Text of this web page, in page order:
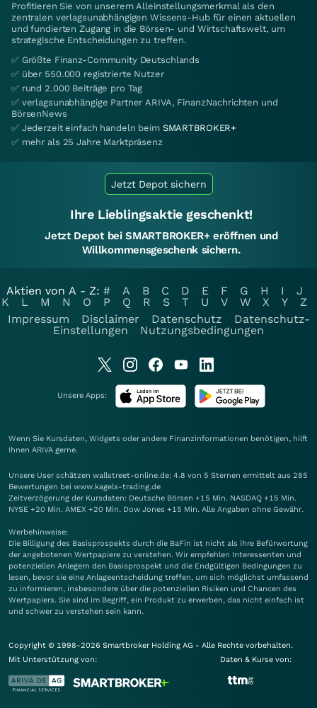
Profitieren Sie von unserem Alleinstellungsmerkmal als den
zentralen verlagsunabhängigen Wissens-Hub für einen aktuellen
und fundierten Zugang in die Börsen- und Wirtschaftswelt, um
strategische Entscheidungen zu treffen.
✅ Größte Finanz-Community Deutschlands
✅ über 550.000 registrierte Nutzer
✅ rund 2.000 Beiträge pro Tag
✅ verlagsunabhängige Partner ARIVA, FinanzNachrichten und
BörsenNews
✅ Jederzeit einfach handeln beim SMARTBROKER+
✅ mehr als 25 Jahre Marktpräsenz
Jetzt Depot sichern
Ihre Lieblingsaktie geschenkt!
Jetzt Depot bei SMARTBROKER+ eröffnen und
Willkommensgeschenk sichern.
Aktien von A - Z: # A B C D E F G H I
J
K
L M N O P Q R S T U V W X Y
Z
Impressum
Disclaimer Datenschutz
Datenschutz-
Einstellungen
Nutzungsbedingungen
Unsere Apps:
Wenn Sie Kursdaten, Widgets oder andere Finanzinformationen benötigen, hilft
Ihnen ARIVA gerne.
Unsere User schätzen wallstreet-online.de: 4.8 von 5 Sternen ermittelt aus 285
Bewertungen bei www.kagels-trading.de
Zeitverzögerung der Kursdaten: Deutsche Börsen +15 Min. NASDAQ +15 Min.
NYSE +20 Min. AMEX +20 Min. Dow Jones +15 Min. Alle Angaben ohne Gewähr.
Werbehinweise:
Die Billigung des Basisprospekts durch die BaFin ist nicht als ihre Befürwortung
der angebotenen Wertpapiere zu verstehen. Wir empfehlen Interessenten und
potenziellen Anlegern den Basisprospekt und die Endgültigen Bedingungen zu
lesen, bevor sie eine Anlageentscheidung treffen, um sich möglichst umfassend
zu informieren, insbesondere über die potenziellen Risiken und Chancen des
Wertpapiers. Sie sind im Begriff, ein Produkt zu erwerben, das nicht einfach ist
und schwer zu verstehen sein kann.
Copyright © 1998-2026 Smartbroker Holding AG - Alle Rechte vorbehalten.
Mit Unterstützung von:
Daten & Kurse von: